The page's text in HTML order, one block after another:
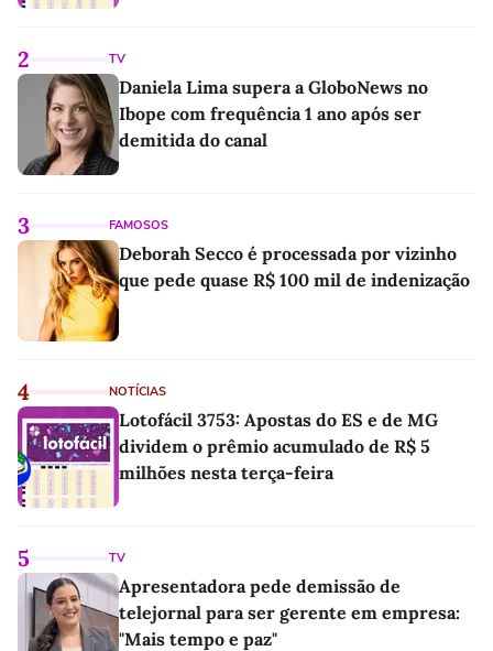
2 TV
Daniela Lima supera a GloboNews no
Ibope com frequência 1 ano após ser
demitida do canal
3 FAMOSOS
Deborah Secco é processada por vizinho
que pede quase R$ 100 mil de indenização
4 NOTÍCIAS
Lotofácil 3753: Apostas do ES e de MG
dividem o prêmio acumulado de R$ 5
milhões nesta terça-feira
5 TV
Apresentadora pede demissão de
telejornal para ser gerente em empresa:
"Mais tempo e paz"